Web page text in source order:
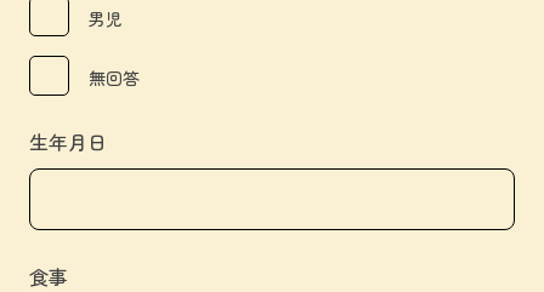
男児
無回答
生年月日
食事